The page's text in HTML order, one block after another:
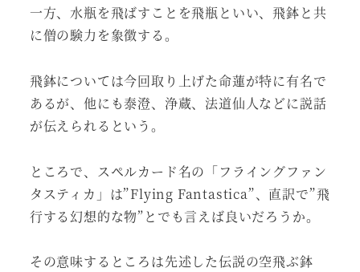
一方、水瓶を飛ばすことを飛瓶といい、飛鉢と共
に僧の験力を象徴する。
飛鉢については今回取り上げた命蓮が特に有名で
あるが、他にも泰澄、浄蔵、法道仙人などに説話
が伝えられるという。
ところで、スペルカード名の「フライングファン
タスティカ」は”Flying Fantastica”、直訳で”飛
行する幻想的な物”とでも言えば良いだろうか。
その意味するところは先述した伝説の空飛ぶ鉢